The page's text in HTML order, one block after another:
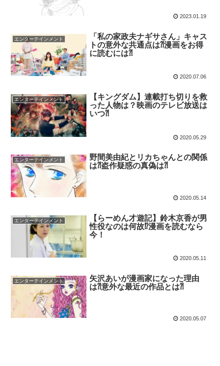
2023.01.19
エンターテインメント
「私の家政夫ナギサさん」キャス
トの意外な共通点は⁈漫画をお得
に読むには⁈
2020.07.06
エンターテインメント
【キングダム】連載打ち切りを救
った人物は？映画のテレビ放送は
いつ⁈
2020.05.29
エンターテインメント
野間美由紀とリカちゃんとの関係
は⁈盗作疑惑の真偽は⁈
2020.05.14
エンターテインメント
【らーめん才遊記】鈴木京香が男
性役なのは何故⁉︎漫画を読むなら
今！
2020.05.11
エンターテインメント
矢沢あいが漫画家になった理由
は⁈意外な最近の作品とは⁈
2020.05.07